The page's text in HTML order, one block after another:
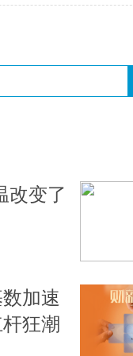
改变了
加速
狂潮